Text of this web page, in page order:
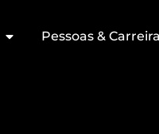
Pessoas & Carreira